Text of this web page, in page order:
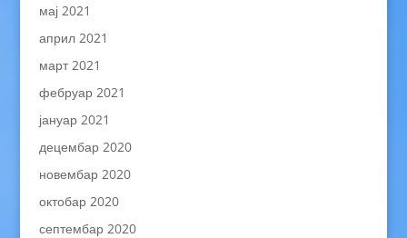
мај 2021
април 2021
март 2021
фебруар 2021
јануар 2021
децембар 2020
новембар 2020
октобар 2020
септембар 2020